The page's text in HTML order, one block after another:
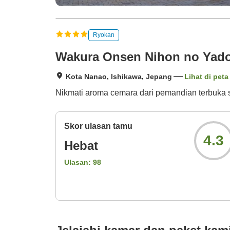
Ryokan
Wakura Onsen Nihon no
Kota Nanao, Ishikawa, Jepang Lihat di peta
Nikmati aroma cemara dari pemandian
Skor ulasan tamu
Hebat
Ulasan: 98
4.3